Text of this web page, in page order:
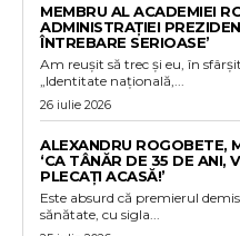
MEMBRU AL ACADEMIEI
ADMINISTRAȚIEI
ÎNTREBARE SERIOASE’
Am reușit să trec și eu, în
„Identitate națională,...
26 iulie 2026
ALEXANDRU ROGOBETE,
‘CA TÂNĂR DE 35 DE ANI,
PLECAȚI ACASĂ!’
Este absurd că premierul
sănătate, cu sigla...